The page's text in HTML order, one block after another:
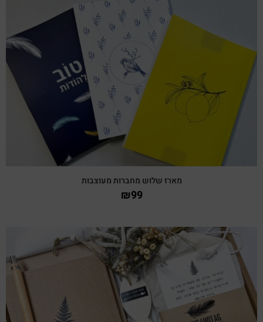
צפייה מהירה
מארז שלוש מחברות מעוצבות
₪99